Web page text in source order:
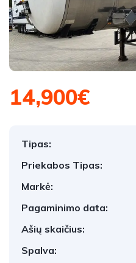
14,900€
Tipas:
Priekabos Tipas:
Markė:
Pagaminimo data:
Ašių skaičius:
Spalva: